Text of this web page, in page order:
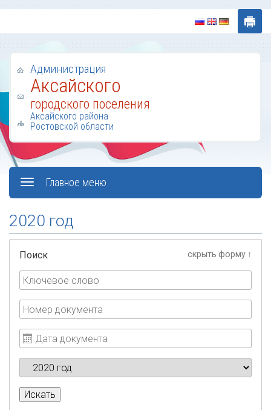
Администрация
Аксайского
городского поселения
Аксайского района
Ростовской области
Главное меню
2020 год
Поиск скрыть форму ↑
Искать